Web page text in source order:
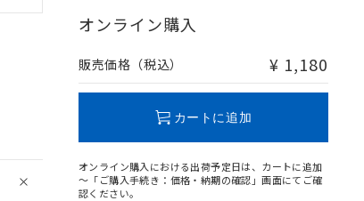
オンライン購入
販売価格（税込） ¥ 1,180
カートに追加
オンライン購入における出荷予定日は、カートに追加
～「ご購入手続き：価格・納期の確認」画面にてご確
認ください。